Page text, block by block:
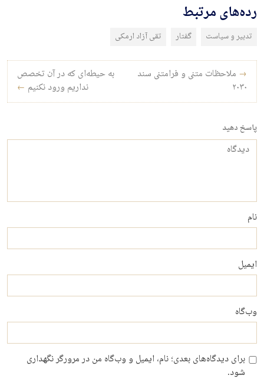
رده‌های مرتبط
تدبیر و سیاست گفتار تقی آزاد ارمکی
راه‌بری نوشته
→ ملاحظات متنی و فرامتنی سند
۲۰۳۰
به حیطه‌ای که در آن تخصص
نداریم ورود نکنیم ←
پاسخ دهید
دیدگاه
نام
ایمیل
وب‌گاه
برای دیدگاه‌های بعدی؛ نام، ایمیل و وب‌گاه من در مرورگر نگهداری
شود.